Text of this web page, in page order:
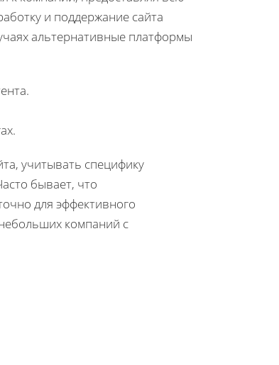
и поддержание сайта
альтернативные платформы
учитывать специфику
бывает, что
для эффективного
компаний с